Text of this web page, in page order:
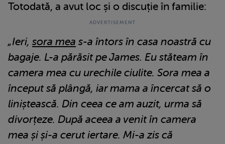
Totodată, a avut loc și o discuție în familie:
„Ieri, sora mea s-a întors în casa noastră cu
bagaje. L-a părăsit pe James. Eu stăteam în
camera mea cu urechile ciulite. Sora mea a
început să plângă, iar mama a încercat să o
liniștească. Din ceea ce am auzit, urma să
divorțeze. După aceea a venit în camera
mea și și-a cerut iertare. Mi-a zis că